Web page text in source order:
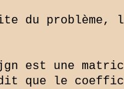
du
est une
que le